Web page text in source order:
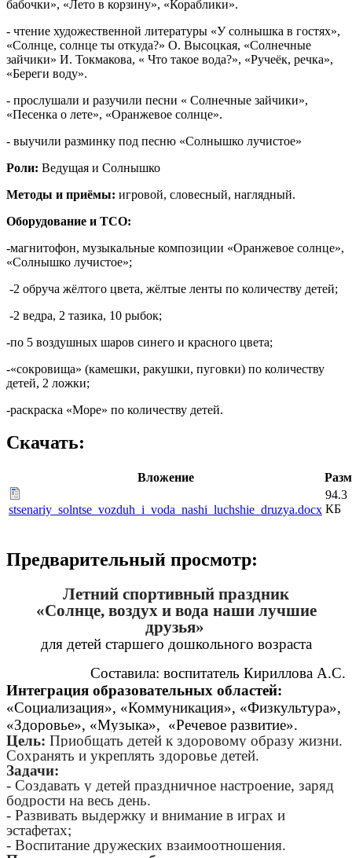
бабочки», «Лето в корзину», «Кораблики».
- чтение художественной литературы «У солнышка в гостях»,
«Солнце, солнце ты откуда?» О. Высоцкая, «Солнечные
зайчики» И. Токмакова, « Что такое вода?», «Ручеёк, речка»,
«Береги воду».
- прослушали и разучили песни « Солнечные зайчики»,
«Песенка о лете», «Оранжевое солнце».
- выучили разминку под песню «Солнышко лучистое»
Роли: Ведущая и Солнышко
Методы и приёмы: игровой, словесный, наглядный.
Оборудование и ТСО:
-магнитофон, музыкальные композиции «Оранжевое солнце»,
«Солнышко лучистое»;
-2 обруча жёлтого цвета, жёлтые ленты по количеству детей;
-2 ведра, 2 тазика, 10 рыбок;
-по 5 воздушных шаров синего и красного цвета;
-«сокровища» (камешки, ракушки, пуговки) по количеству
детей, 2 ложки;
-раскраска «Море» по количеству детей.
Скачать:
Вложение
stsenariy_solntse_vozduh_i_voda_nashi_luchshie_druzya.docx
94.3
КБ
Предварительный просмотр:
Летний спортивный праздник
«Солнце, воздух и вода наши лучшие
друзья»
для детей старшего дошкольного возраста
Составила: воспитатель Кириллова А.С.
Интеграция образовательных областей:
«Социализация», «Коммуникация», «Физкультура»,
«Здоровье», «Музыка», «Речевое развитие».
Цель: Приобщать детей к здоровому образу жизни.
Сохранять и укреплять здоровье детей.
Задачи:
- Создавать у детей праздничное настроение, заряд
бодрости на весь день.
- Развивать выдержку и внимание в играх и
эстафетах;
- Воспитание дружеских взаимоотношения.